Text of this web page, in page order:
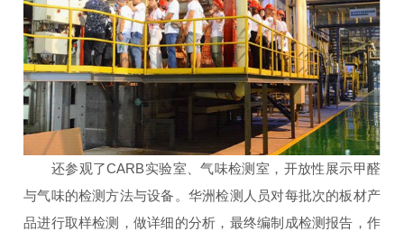
还参观了CARB实验室、气味检测室，开放性展示甲醛
与气味的检测方法与设备。华洲检测人员对每批次的板材产
品进行取样检测，做详细的分析，最终编制成检测报告，作